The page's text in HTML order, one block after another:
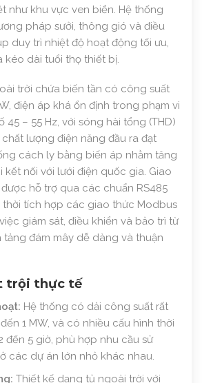
như khu vực ven biển. Hệ thống
pháp sưởi, thông gió và điều
duy trì nhiệt độ hoạt động tối ưu,
kéo dài tuổi thọ thiết bị.
trời chứa biến tần có công suất
điện áp khá ổn định trong phạm vi
45 – 55 Hz, với sóng hài tổng (THD)
chất lượng điện năng đầu ra đạt
cách ly bằng biến áp nhằm tăng
kết nối với lưới điện quốc gia. Giao
hỗ trợ qua các chuẩn RS485
thời tích hợp các giao thức Modbus
giám sát, điều khiển và bảo trì từ
đám mây dễ dàng và thuận
trội thực tế
Hệ thống có dải công suất rất
1 MW, và có nhiều cấu hình thời
đến 5 giờ, phù hợp nhu cầu sử
các dự án lớn nhỏ khác nhau.
Thiết kế dạng tủ ngoài trời với